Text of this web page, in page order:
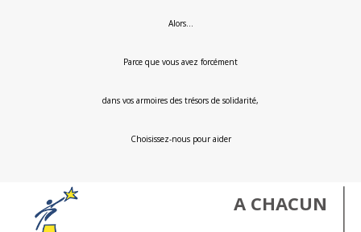
Alors…
Parce que vous avez forcément
dans vos armoires des trésors de solidarité,
Choisissez-nous pour aider
A CHACUN